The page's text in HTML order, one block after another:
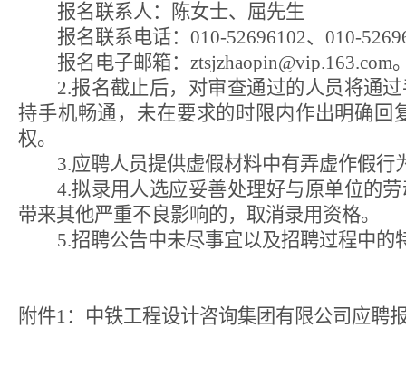
报名联系人：陈女士、屈先生
报名联系电话： 010-52696102、 010-
报名电子邮箱： ztsjzhaopin@vip.163.com
2.报名截止后，对审查通过的人员将通
持手机畅通，未在要求的时限内作出明确
权。
3.应聘人员提供虚假材料中有弄虚作假
4.拟录用人选应妥善处理好与原单位的
带来其他严重不良影响的，取消录用资格。
5.招聘公告中未尽事宜以及招聘过程中
附件1：中铁工程设计咨询集团有限公司应聘